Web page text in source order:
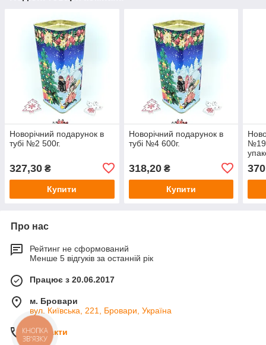
Новорічний подарунок в
тубі №2 500г.
327,30 ₴
Купити
Новорічний подарунок в
тубі №4 600г.
318,20₴
Купити
№19
Про нас
Рейтинг не сформований
Менше 5 відгуків за останній рік
Працює з 20.06.2017
м. Бровари
вул. Київська, 221, Бровари, Україна
Контакти
КНОПКА
ЗВ'ЯЗКУ